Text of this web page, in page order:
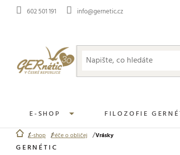
Přejít
602 501 191 info@gernetic.cz
E-SHOP FILOZOFIE
Domů
E-shop Péče o obličej Vrásky